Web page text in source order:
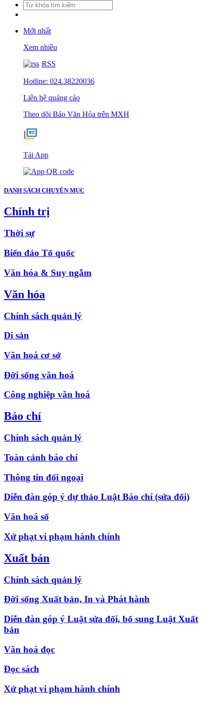
Mới nhất
Xem nhiều
RSS
Hotline: 024.38220036
Liên hệ quảng cáo
Theo dõi Báo Văn Hóa trên MXH
Tải App
DANH SÁCH CHUYÊN MỤC
Chính trị
Thời sự
Biển đảo Tổ quốc
Văn hóa & Suy ngẫm
Văn hóa
Chính sách quản lý
Di sản
Văn hoá cơ sở
Đời sống văn hoá
Công nghiệp văn hoá
Báo chí
Chính sách quản lý
Toàn cảnh báo chí
Thông tin đối ngoại
Diễn đàn góp ý dự thảo Luật Báo chí (sửa đổi)
Văn hoá số
Xử phạt vi phạm hành chính
Xuất bản
Chính sách quản lý
Đời sống Xuất bản, In và Phát hành
Diễn đàn góp ý Luật sửa đổi, bổ sung Luật Xuất
bản
Văn hoá đọc
Đọc sách
Xử phạt vi phạm hành chính